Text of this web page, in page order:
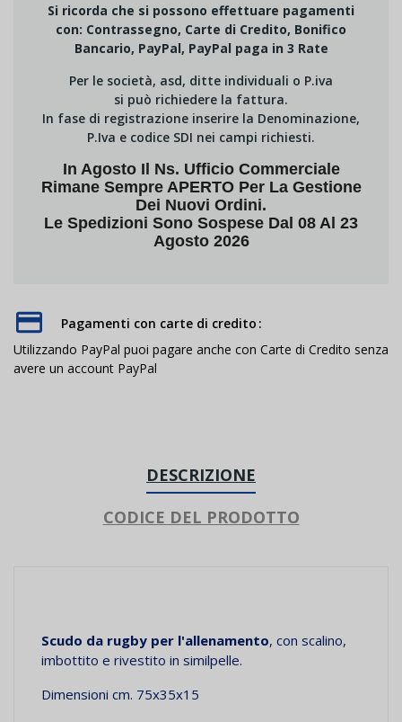
Si ricorda che si possono effettuare pagamenti
con: Contrassegno, Carte di Credito, Bonifico
Bancario, PayPal, PayPal paga in 3 Rate
Per le società, asd, ditte individuali o P.iva
si può richiedere la fattura.
In fase di registrazione inserire la Denominazione,
P.Iva e codice SDI nei campi richiesti.
In Agosto Il Ns. Ufficio Commerciale
Rimane Sempre APERTO Per La Gestione
Dei Nuovi Ordini.
Le Spedizioni Sono Sospese Dal 08 Al 23
Agosto 2026
Pagamenti con carte di credito
Utilizzando PayPal puoi pagare anche con Carte di Credito senza
avere un account PayPal
DESCRIZIONE
CODICE DEL PRODOTTO
Scudo da rugby per l'allenamento, con scalino,
imbottito e rivestito in similpelle.
Dimensioni cm. 75x35x15